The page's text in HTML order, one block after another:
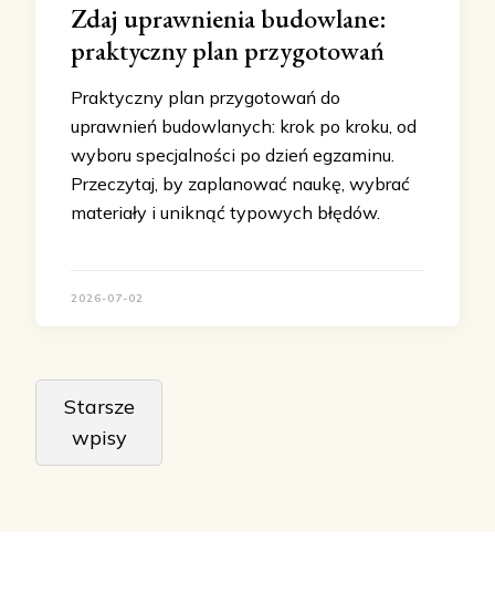
Zdaj uprawnienia budowlane:
praktyczny plan przygotowań
Praktyczny plan przygotowań do
uprawnień budowlanych: krok po kroku, od
wyboru specjalności po dzień egzaminu.
Przeczytaj, by zaplanować naukę, wybrać
materiały i uniknąć typowych błędów.
2026-07-02
Nawigacja
po
wpisach
Starsze
wpisy